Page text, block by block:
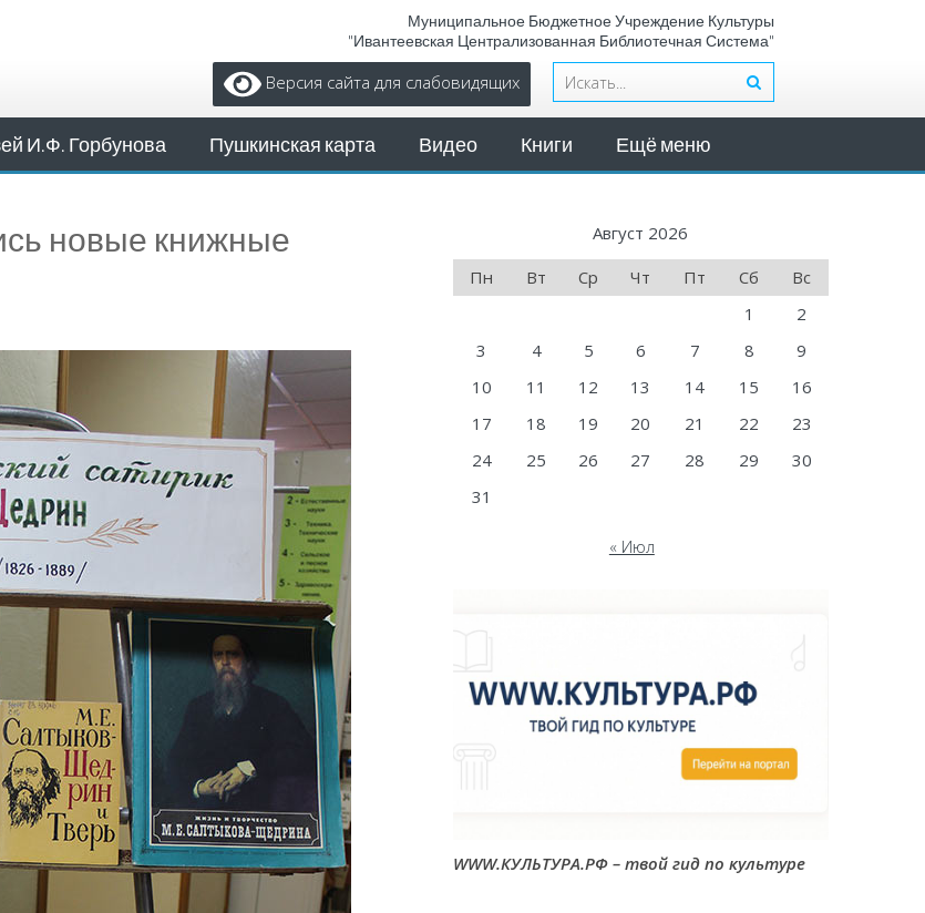
Муниципальное Бюджетное Учреждение Культуры
"Ивантеевская Централизованная Библиотечная Система"
Версия сайта для слабовидящих
И.Ф. Горбунова Пушкинская карта Видео Книги Ещё меню
новые книжные
Август 2026
Пн
Вт Ср Чт Пт Сб
Вс
1
2
3
4 5 6 7 8
9
10
11 12 13 14 15
16
17
18 19 20 21 22
23
24
25 26 27 28 29
30
31
« Июл
WWW.КУЛЬТУРА.РФ – твой гид по культуре